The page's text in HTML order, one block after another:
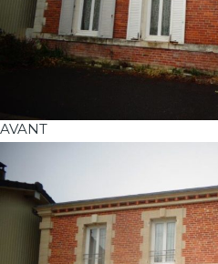
AVANT